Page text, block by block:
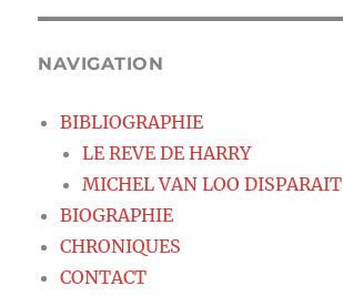
NAVIGATION
BIBLIOGRAPHIE
LE REVE DE HARRY
MICHEL VAN LOO DISPARAIT
BIOGRAPHIE
CHRONIQUES
CONTACT